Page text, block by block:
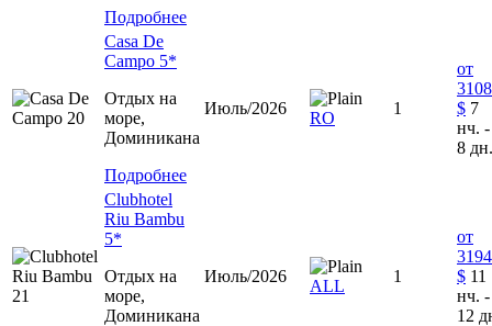
Подробнее
Casa De
Campo 5*
Отдых на
море,
Доминиканa
Подробнее
Июль/2026
RO
1
от
3108
$ 7
нч. -
8 дн.
Clubhotel
Riu Bambu
5*
Отдых на
море,
Доминиканa
Июль/2026
ALL
1
от
3194
$ 11
нч. -
12